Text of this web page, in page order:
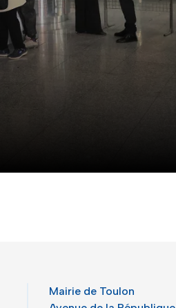
Mairie de Toulon